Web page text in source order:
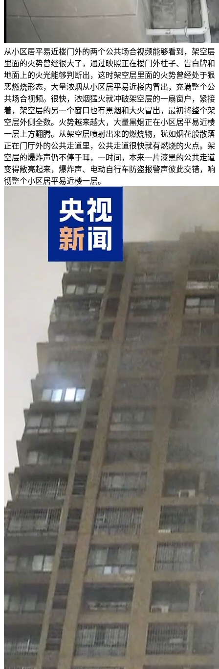
从小区居平易近楼门外的两个公共场合视频能够看到，架空层
里面的火势曾经很大了，通过映照正在楼门外柱子、告白牌和
地面上的火光能够判断出，这时架空层里面的火势曾经处于狠
恶燃烧形态，大量浓烟从小区居平易近楼内冒出，充满整个公
共场合视频。很快，浓烟猛火就冲破架空层的一扇窗户，紧接
着，架空层的另一个窗口也有黑烟和大火冒出，最初将整个架
空层外侧全数。火势越来越大，大量黑烟正在小区居平易近楼
一层上方翻腾。从架空层喷射出来的燃烧物，犹如烟花般散落
正在门厅外的公共走道里，公共走道很快就有燃烧的火点。架
空层的爆炸声仍不停于耳，一时间，本来一片漆黑的公共走道
变得敞亮起来，爆炸声、电动自行车防盗报警声彼此交错，响
彻整个小区居平易近楼一层。